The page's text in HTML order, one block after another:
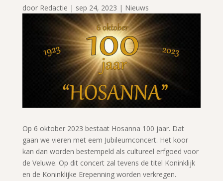
door Redactie | sep 24, 2023 | Nieuws
Op 6 oktober 2023 bestaat Hosanna 100 jaar. Dat
gaan we vieren met eem Jubileumconcert. Het koor
kan dan worden bestempeld als cultureel erfgoed voor
de Veluwe. Op dit concert zal tevens de titel Koninklijk
en de Koninklijke Erepenning worden verkregen.